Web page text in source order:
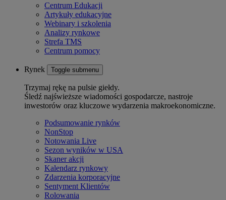
Centrum Edukacji
Artykuły edukacyjne
Webinary i szkolenia
Analizy rynkowe
Strefa TMS
Centrum pomocy
Rynek Toggle submenu
Trzymaj rękę na pulsie giełdy.
Śledź najświeższe wiadomości gospodarcze, nastroje
inwestorów oraz kluczowe wydarzenia makroekonomiczne.
Podsumowanie rynków
NonStop
Notowania Live
Sezon wyników w USA
Skaner akcji
Kalendarz rynkowy
Zdarzenia korporacyjne
Sentyment Klientów
Rolowania